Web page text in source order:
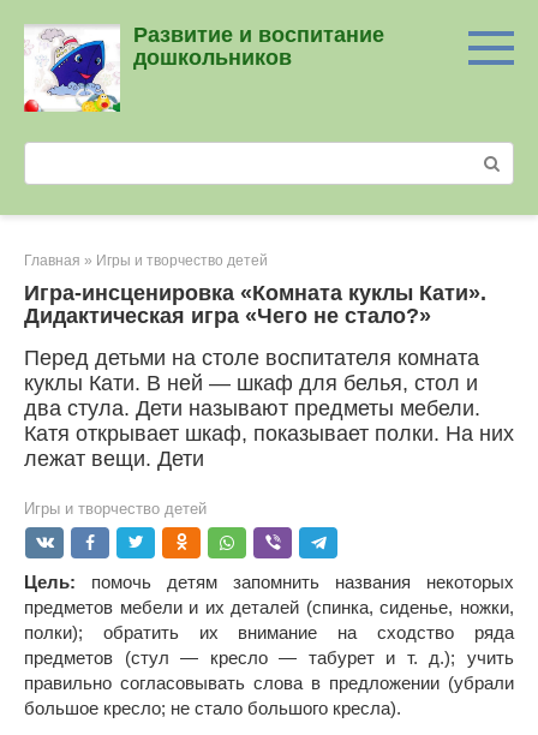
контенту
Развитие и воспитание
дошкольников
Главная » Игры и творчество детей
Игра-инсценировка «Комната куклы Кати».
Дидактическая игра «Чего не стало?»
Перед детьми на столе воспитателя комната
куклы Кати. В ней — шкаф для белья, стол и
два стула. Дети называют предметы мебели.
Катя открывает шкаф, показывает полки. На них
лежат вещи. Дети
Игры и творчество детей
Цель: помочь детям запомнить названия некоторых
предметов мебели и их деталей (спинка, сиденье, ножки,
полки); обратить их внимание на сходство ряда
предметов (стул — кресло — табурет и т. д.); учить
правильно согласовывать слова в предложении (убрали
большое кресло; не стало большого кресла).